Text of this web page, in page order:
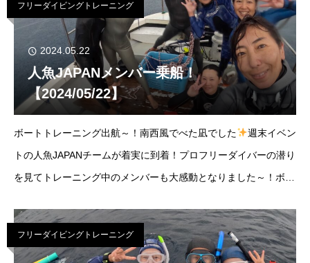
フリーダイビングトレーニング
2024.05.22
人魚JAPANメンバー乗船！
【2024/05/22】
ボートトレーニング出航～！南西風でべた凪でした
週末イベン
トの人魚JAPANチームが着実に到着！プロフリーダイバーの潜り
を見てトレーニング中のメンバーも大感動となりました～！ボト
12:40
フリーダイビングトレーニング